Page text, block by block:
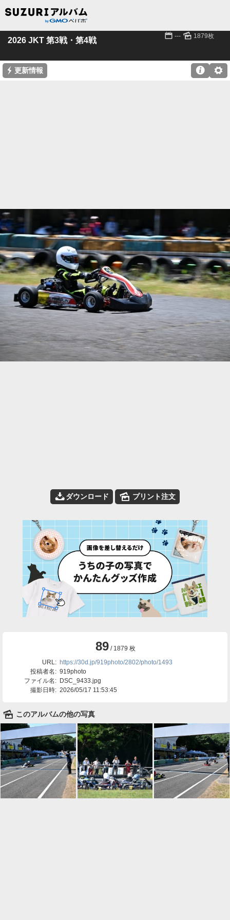
2026 JKT 第3戦・第4戦 📅 --- 🌄 1879枚
⚡ 更新情報 ⚙

📥ダウンロード 🌄 プリント注文
89/ 1879 枚
URL: https://30d.jp/919photo/2802/photo/1493
投稿者名: 919photo
ファイル名: DSC_9433.jpg
撮影日時: 2026/05/17 11:53:45
🌄 このアルバムの他の写真